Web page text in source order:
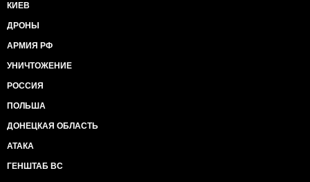
КИЕВ
ДРОНЫ
АРМИЯ РФ
УНИЧТОЖЕНИЕ
РОССИЯ
ПОЛЬША
ДОНЕЦКАЯ ОБЛАСТЬ
АТАКА
ГЕНШТАБ ВС